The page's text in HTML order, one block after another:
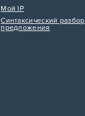
Мой IP
Синтаксический разбор
предложения